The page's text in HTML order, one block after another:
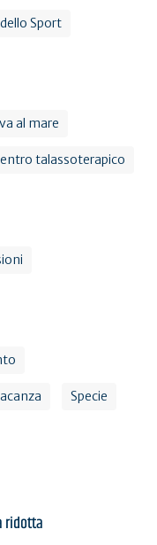
Sport
al mare
talassoterapico
Specie
ridotta